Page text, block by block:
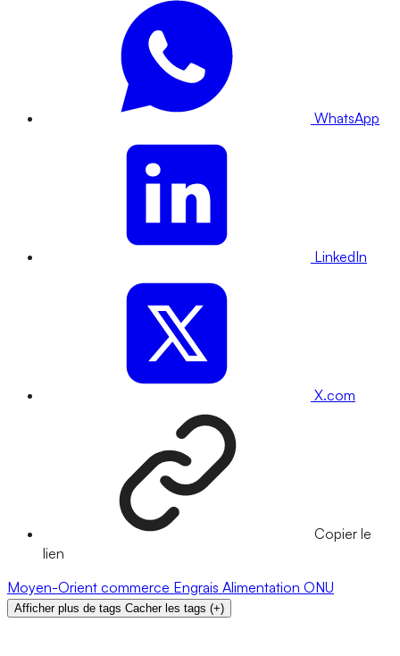
WhatsApp
LinkedIn
X.com
Copier le
lien
Moyen-Orient commerce Engrais Alimentation ONU
Afficher plus de tags Cacher les tags (+)